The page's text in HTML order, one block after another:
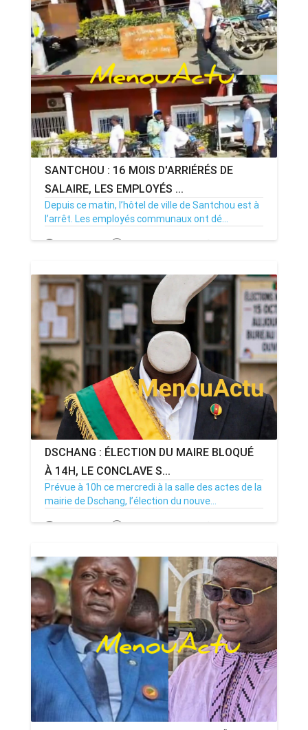
SANTCHOU : 16 MOIS D'ARRIÉRÉS DE
SALAIRE, LES EMPLOYÉS ...
Depuis ce matin, l’hôtel de ville de Santchou est à
l’arrêt. Les employés communaux ont dé...
20/07/26 Par MenouActu 0
DSCHANG : ÉLECTION DU MAIRE BLOQUÉ
À 14H, LE CONCLAVE S...
Prévue à 10h ce mercredi à la salle des actes de la
mairie de Dschang, l’élection du nouve...
15/07/26 Par MenouActu 0